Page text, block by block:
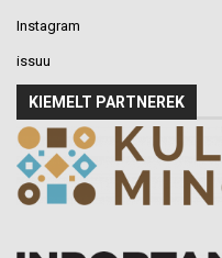
Instagram
issuu
KIEMELT PARTNEREK